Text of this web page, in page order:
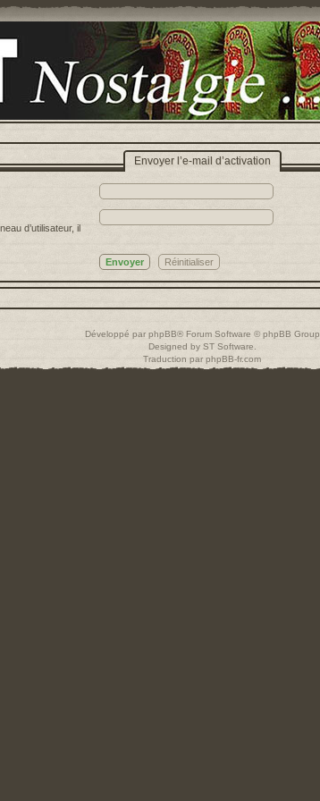
Envoyer l’e-mail d’activation
d’utilisateur, il
Développé par phpBB® Forum Software © phpBB Group
Designed by ST Software
Traduction parphpBB-fr.com